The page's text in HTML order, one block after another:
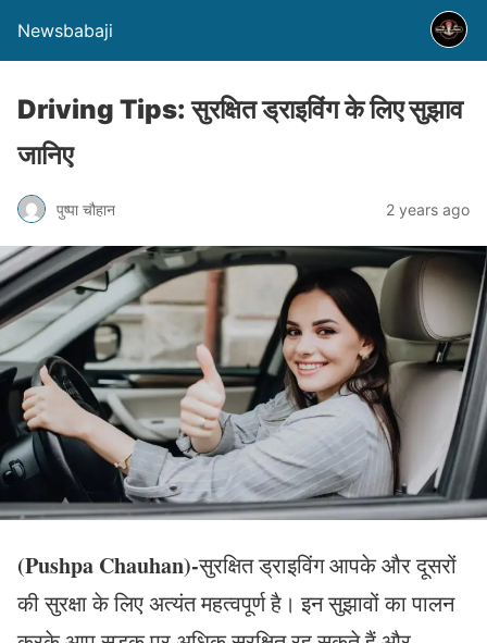
Newsbabaji
Driving Tips: सुरक्षित ड्राइविंग के लिए सुझाव
जानिए
पुष्पा चौहान 2 years ago
(Pushpa Chauhan)-सुरक्षित ड्राइविंग आपके और दूसरों
की सुरक्षा के लिए अत्यंत महत्वपूर्ण है। इन सुझावों का पालन